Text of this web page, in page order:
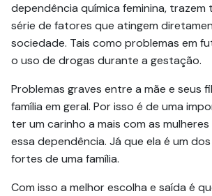
dependência química feminina, trazem
série de fatores que atingem
sociedade. Tais como problemas em
o uso de drogas durante a gestação.
Problemas graves entre a mãe e seus
família em geral. Por isso é de uma
ter um carinho a mais com as
essa dependência. Já que ela é um
fortes de uma família.
Com isso a melhor escolha e saída é